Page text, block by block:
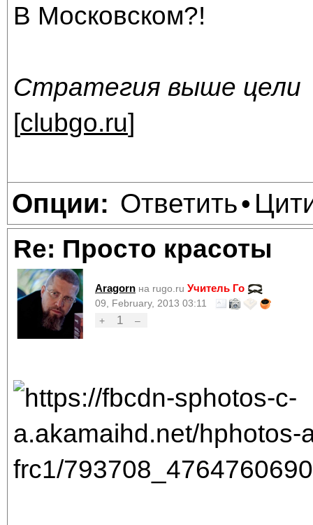
В Московском?!
Стратегия выше цели
[clubgo.ru]
Опции: Ответить•
Re: Просто красоты
Aragorn на rugo.ru Учитель Го
09, February, 2013 03:11
+
1 –